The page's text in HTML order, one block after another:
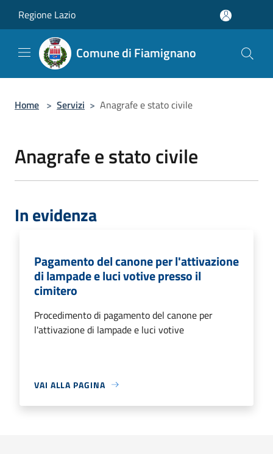
Regione Lazio
Comune di Fiamignano
Home > Servizi > Anagrafe e stato civile
Anagrafe e stato civile
In evidenza
Pagamento del canone per l'attivazione
di lampade e luci votive presso il
cimitero
Procedimento di pagamento del canone per
l'attivazione di lampade e luci votive
VAI ALLA PAGINA